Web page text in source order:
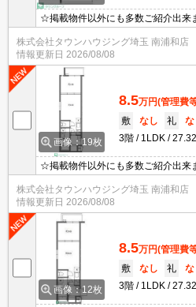
☆掲載物件以外にも多数ご紹介出来
お探しさせて頂きます♪
株式会社タウンハウジング埼玉 南浦和店
情報更新日 2026/08/08
画像：19枚
8.5万円(管理費
敷
なし 礼
な
3階
1LDK
☆掲載物件以外にも多数ご紹介出来
お探しさせて頂きます♪
株式会社タウンハウジング埼玉 南浦和店
情報更新日 2026/08/08
画像：12枚
8.5万円(管理費
敷
なし 礼
な
3階
1LDK